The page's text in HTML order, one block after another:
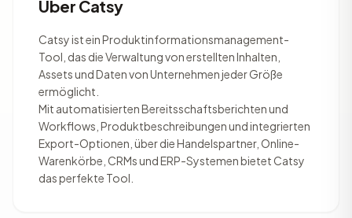
Über Catsy
Catsy ist ein Produktinformationsmanagement-
Tool, das die Verwaltung von erstellten Inhalten,
Assets und Daten von Unternehmen jeder Größe
ermöglicht.
Mit automatisierten Bereitsschaftsberichten und
Workflows, Produktbeschreibungen und integrierten
Export-Optionen, über die Handelspartner, Online-
Warenkörbe, CRMs und ERP-Systemen bietet Catsy
das perfekte Tool.